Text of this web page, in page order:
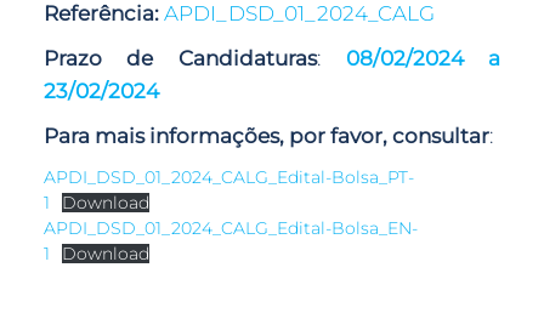
Referência: APDI_DSD_01_2024_CALG
Prazo de Candidaturas: 08/02/2024 a
23/02/2024
Para mais informações, por favor, consultar:
APDI_DSD_01_2024_CALG_Edital-Bolsa_PT-
1
Download
APDI_DSD_01_2024_CALG_Edital-Bolsa_EN-
1
Download